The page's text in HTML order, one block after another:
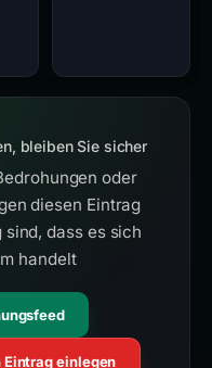
bleiben Sie sicher
oder
diesen Eintrag
dass es sich
handelt
Eintrag einlegen